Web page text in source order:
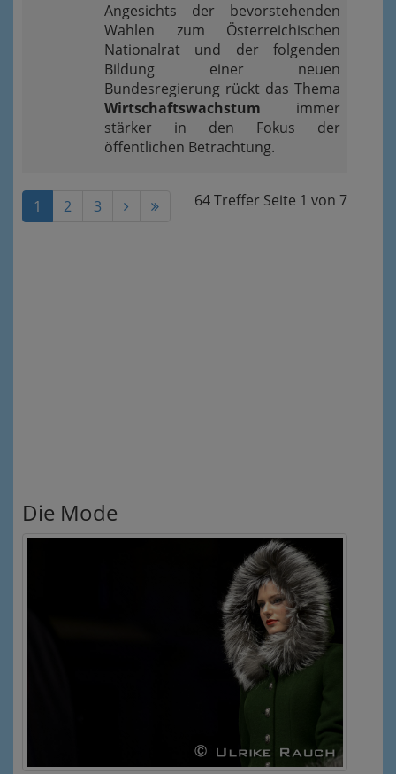
Angesichts der bevorstehenden
Wahlen zum Österreichischen
Nationalrat und der folgenden
Bildung einer neuen
Bundesregierung rückt das Thema
Wirtschaftswachstum immer
stärker in den Fokus der
öffentlichen Betrachtung.
64 Treffer Seite 1 von 7
1 2 3
Die Mode